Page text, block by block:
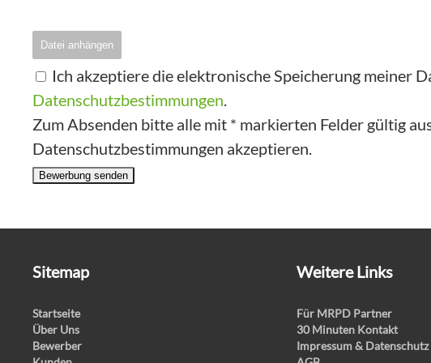
Datei anhängen
Ich akzeptiere die elektronische Speicherung meiner
Datenschutzbestimmungen.
Zum Absenden bitte alle mit * markierten Felder gültig
Datenschutzbestimmungen akzeptieren.
Bewerbung senden
Sitemap
Startseite
Über Uns
Bewerber
Weitere Links
Für MRPD Partner
30 Minuten Kontakt
Impressum & Datenschutz